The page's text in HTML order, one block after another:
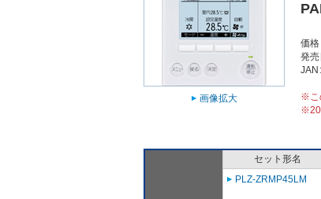
画像拡大
価格
発
JAN
※こ
セット形名
PLZ-ZRMP45LM